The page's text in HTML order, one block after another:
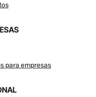
para empresas